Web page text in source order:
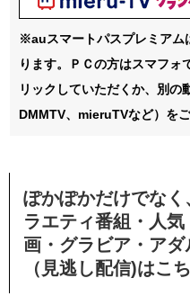
※auスマートパスプレミアム
ります。ＰＣの方はスマフォ
リックしていただくか、別の
DMMTV、mieruTVなど）を
ぽかぽかだけでな
ラエティ番組・人
画・グラビア・ア
（見逃し配信)はこ